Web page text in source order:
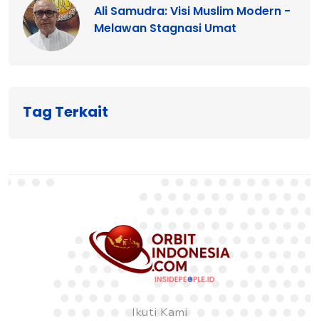
Ali Samudra: Visi Muslim Modern -
Melawan Stagnasi Umat
Tag Terkait
Ikuti Kami